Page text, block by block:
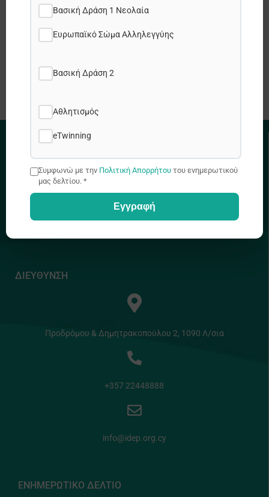
LinkedIn
WhatsApp
ΧΡΗΣΙΜΟΙ ΣΥΝΔΕΣΜΟΙ
Πολιτική Απορρήτου
Πολιτική Cookies
ΔΙΕΥΘΥΝΣΗ
Προδρόμου & Δημητρακοπούλου 2, 1090 Λ/σια
+357 22448888
info@idep.org.cy
ΕΝΗΜΕΡΩΤΙΚΟ ΔΕΛΤΙΟ
Βασική Δράση 1 Νεολαία
Ευρωπαϊκό Σώμα Αλληλεγγύης
Βασική Δράση 2
Αθλητισμός
eTwinning
Συμφωνώ με την Πολιτική Απορρήτου του ενημερωτικού
μας δελτίου. *
Εγγραφή